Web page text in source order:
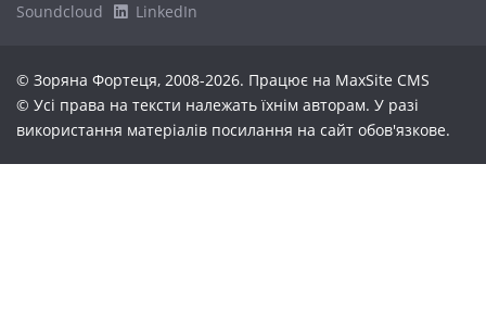
Soundcloud
LinkedIn
© Зоряна Фортеця, 2008-2026. Працює на MaxSite CMS
© Усі права на тексти належать їхнім авторам. У разі
використання матеріалів посилання на сайт обов'язкове.